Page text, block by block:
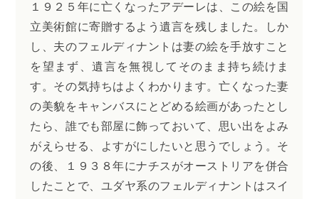
１９２５年に亡くなったアデーレは、この絵を国
立美術館に寄贈するよう遺言を残しました。しか
し、夫のフェルディナントは妻の絵を手放すこと
を望まず、遺言を無視してそのまま持ち続けま
す。その気持ちはよくわかります。亡くなった妻
の美貌をキャンバスにとどめる絵画があったとし
たら、誰でも部屋に飾っておいて、思い出をよみ
がえらせる、よすがにしたいと思うでしょう。そ
の後、１９３８年にナチスがオーストリアを併合
したことで、ユダヤ系のフェルディナントはスイ